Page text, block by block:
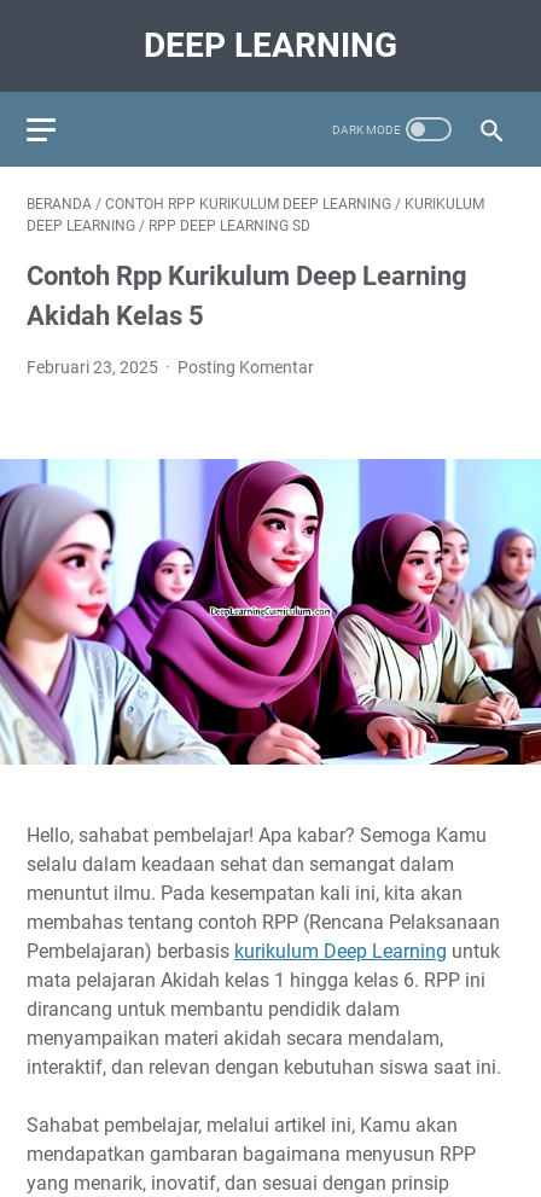
DEEP LEARNING
BERANDA / CONTOH RPP KURIKULUM DEEP LEARNING / KURIKULUM
DEEP LEARNING / RPP DEEP LEARNING SD
Contoh Rpp Kurikulum Deep Learning
Akidah Kelas 5
Februari 23, 2025 Posting Komentar
Hello, sahabat pembelajar! Apa kabar? Semoga Kamu
selalu dalam keadaan sehat dan semangat dalam
menuntut ilmu. Pada kesempatan kali ini, kita akan
membahas tentang contoh RPP (Rencana Pelaksanaan
Pembelajaran) berbasis kurikulum Deep Learning untuk
mata pelajaran Akidah kelas 1 hingga kelas 6. RPP ini
dirancang untuk membantu pendidik dalam
menyampaikan materi akidah secara mendalam,
interaktif, dan relevan dengan kebutuhan siswa saat ini.
Sahabat pembelajar, melalui artikel ini, Kamu akan
mendapatkan gambaran bagaimana menyusun RPP
yang menarik, inovatif, dan sesuai dengan prinsip